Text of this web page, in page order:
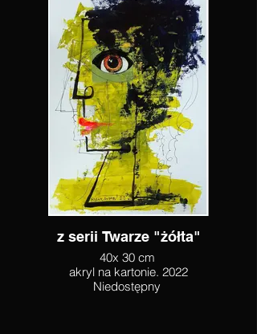
z serii Twarze "żółta"
40x 30 cm
akryl na kartonie. 2022
Niedostępny